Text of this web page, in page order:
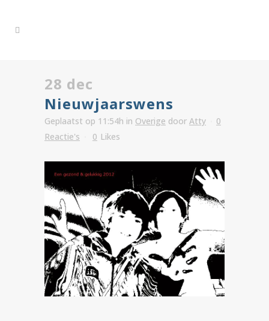
28 dec
Nieuwjaarswens
Geplaatst op 11:54h in Overige door Atty
0
Reactie's
0 Likes